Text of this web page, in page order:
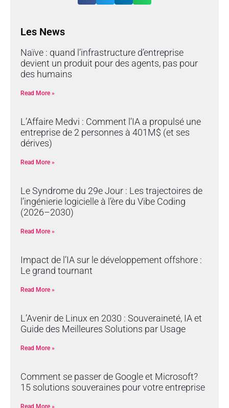
Les News
Naïve : quand l’infrastructure d’entreprise
devient un produit pour des agents, pas pour
des humains
Read More »
L’Affaire Medvi : Comment l’IA a propulsé une
entreprise de 2 personnes à 401M$ (et ses
dérives)
Read More »
Le Syndrome du 29e Jour : Les trajectoires de
l’ingénierie logicielle à l’ère du Vibe Coding
(2026–2030)
Read More »
Impact de l’IA sur le développement offshore :
Le grand tournant
Read More »
L’Avenir de Linux en 2030 : Souveraineté, IA et
Guide des Meilleures Solutions par Usage
Read More »
Comment se passer de Google et Microsoft?
15 solutions souveraines pour votre entreprise